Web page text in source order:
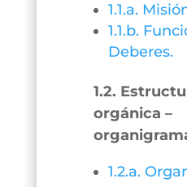
1.1.a.
1.1.b.
Deberes.
1.2.
orgánica –
1.2.a.